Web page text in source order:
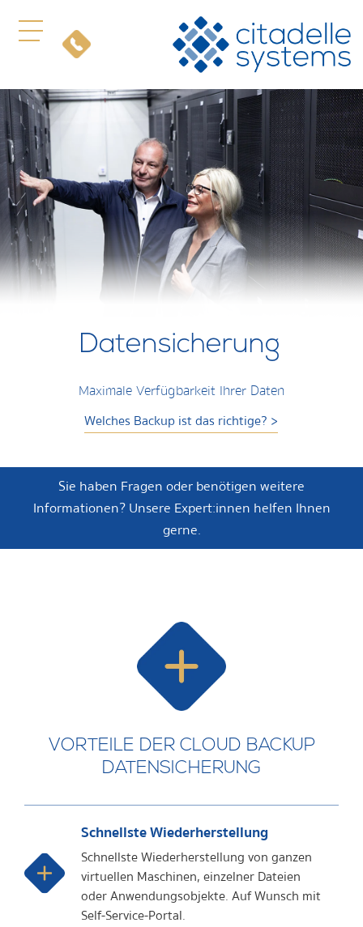
Datensicherung
Maximale Verfügbarkeit Ihrer Daten
Welches Backup ist das richtige? >
Sie haben Fragen oder benötigen weitere
Informationen? Unsere Expert:innen helfen Ihnen
gerne.
VORTEILE DER CLOUD BACKUP
DATENSICHERUNG
Schnellste Wiederherstellung
Schnellste Wiederherstellung von ganzen
virtuellen Maschinen, einzelner Dateien
oder Anwendungsobjekte. Auf Wunsch mit
Self-Service-Portal.